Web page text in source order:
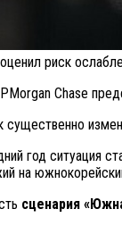
риск
Chase
год ситуация
на
сценария